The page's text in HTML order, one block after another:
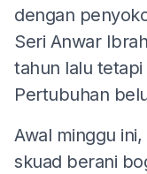
dengan
Seri Anwar
tahun lalu tetapi
Pertubuhan
Awal minggu
skuad berani